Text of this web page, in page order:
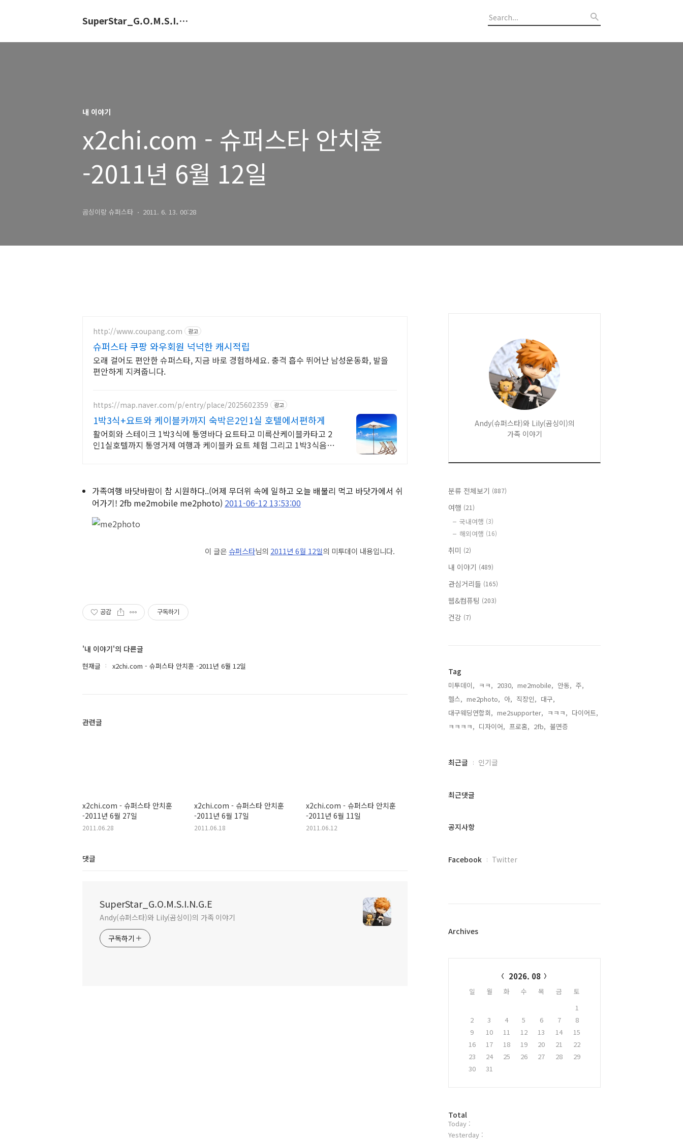
SuperStar_G.O.M.S.I.N.G.E
내 이야기
x2chi.com - 슈퍼스타 안치훈
-2011년 6월 12일
곰싱이랑 슈퍼스타 2011. 6. 13. 00:28
http://www.coupang.com 광고
슈퍼스타 쿠팡 와우회원 넉넉한 캐시적립
오래 걸어도 편안한 슈퍼스타, 지금 바로 경험하세요. 충격 흡수 뛰어난 남성운동화, 발을
편안하게 지켜줍니다.
https://map.naver.com/p/entry/place/2025602359 광고
1박3식+요트와 케이블카까지 숙박은2인1실 호텔에서편하게
활어회와 스테이크 1박3식에 통영바다 요트타고 미륵산케이블카타고 2
인1실호텔까지 통영거제 여행과 케이블카 요트 체험 그리고 1박3식음식
가족여행 바닷바람이 참 시원하다..(어제 무더위 속에 일하고 오늘 배불리 먹고 바닷가에서 쉬
어가기! 2fb me2mobile me2photo) 2011-06-12 13:53:00
이 글은 슈퍼스타님의 2011년 6월 12일의 미투데이 내용입니다.
공감 구독하기
'내 이야기'의 다른글
현재글 x2chi.com - 슈퍼스타 안치훈 -2011년 6월 12일
관련글
x2chi.com - 슈퍼스타 안치훈
-2011년 6월 27일
2011.06.28
x2chi.com - 슈퍼스타 안치훈
-2011년 6월 17일
2011.06.18
x2chi.com - 슈퍼스타 안치훈
-2011년 6월 11일
2011.06.12
댓글
SuperStar_G.O.M.S.I.N.G.E
Andy(슈퍼스타)와 Lily(곰싱이)의 가족 이야기
구독하기
Andy(슈퍼스타)와 Lily(곰싱이)의
가족 이야기
분류 전체보기 (887)
여행 (21)
국내여행 (3)
해외여행 (16)
취미 (2)
내 이야기 (489)
관심거리들 (165)
웹&컴퓨팅 (203)
건강 (7)
Tag
미투데이, ㅋㅋ, 2030, me2mobile, 안동, 주,
헬스, me2photo, 아, 직장인, 대구,
대구웨딩연합회, me2supporter, ㅋㅋㅋ, 다이어트,
ㅋㅋㅋㅋ, 디자이어, 프로홈, 2fb, 불면증,
최
과
글
최근글 인기글
최근댓글
공지사항
페
플
Facebook Twitter
Archives
2026. 08
일 월 화 수 목 금
토
1
2
3 4 5 6 7
8
9
10 11 12 13 14
15
16
17 18 19 20 21
22
23
24 25 26 27 28
29
30
31
방
문
자
Total
Today :
Yesterday :